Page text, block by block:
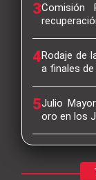
3Comisión
4Rodaje de
a finales
5Julio
oro en los